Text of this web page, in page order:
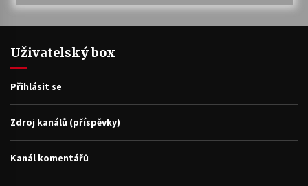
Uživatelský box
Přihlásit se
Zdroj kanálů (příspěvky)
Kanál komentářů